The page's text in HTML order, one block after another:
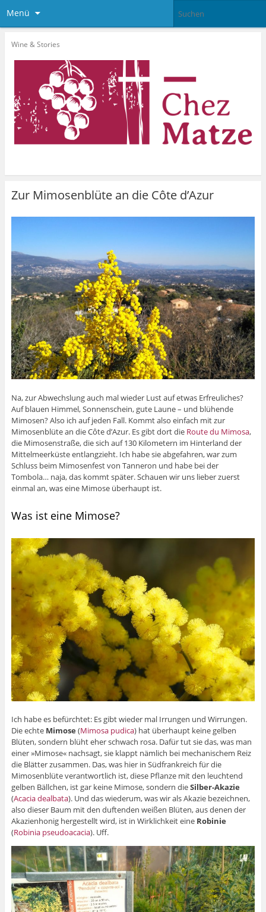
Menü
Wine & Stories
Zur Mimosenblüte an die Côte d’Azur
Na, zur Abwechslung auch mal wieder Lust auf etwas Erfreuliches?
Auf blauen Himmel, Sonnenschein, gute Laune – und blühende
Mimosen? Also ich auf jeden Fall. Kommt also einfach mit zur
Mimosenblüte an die Côte d’Azur. Es gibt dort die Route du Mimosa,
die Mimosenstraße, die sich auf 130 Kilometern im Hinterland der
Mittelmeerküste entlangzieht. Ich habe sie abgefahren, war zum
Schluss beim Mimosenfest von Tanneron und habe bei der
Tombola… naja, das kommt später. Schauen wir uns lieber zuerst
einmal an, was eine Mimose überhaupt ist.
Was ist eine Mimose?
Ich habe es befürchtet: Es gibt wieder mal Irrungen und Wirrungen.
Die echte Mimose (Mimosa pudica) hat überhaupt keine gelben
Blüten, sondern blüht eher schwach rosa. Dafür tut sie das, was man
einer »Mimose« nachsagt, sie klappt nämlich bei mechanischem Reiz
die Blätter zusammen. Das, was hier in Südfrankreich für die
Mimosenblüte verantwortlich ist, diese Pflanze mit den leuchtend
gelben Bällchen, ist gar keine Mimose, sondern dieSilber-Akazie
(Acacia dealbata). Und das wiederum, was wir als Akazie bezeichnen,
also dieser Baum mit den duftenden weißen Blüten, aus denen der
Akazienhonig hergestellt wird, ist in Wirklichkeit eine Robinie
(Robinia pseudoacacia). Uff.